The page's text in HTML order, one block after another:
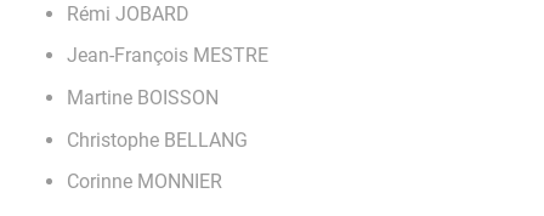
Rémi JOBARD
Jean-François MESTRE
Martine BOISSON
Christophe BELLANG
Corinne MONNIER